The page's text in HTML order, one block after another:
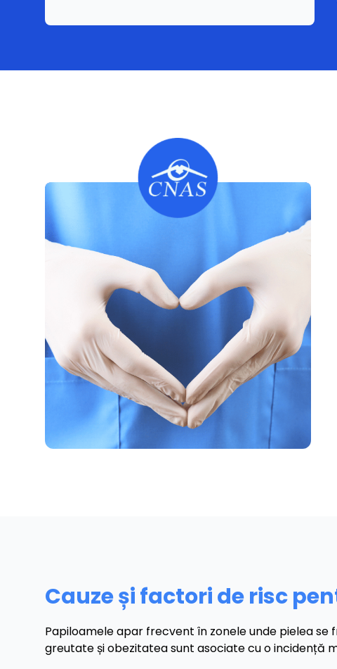
Cauze și factori de risc
Papiloamele apar frecvent în zonele unde pielea se
greutate și obezitatea sunt asociate cu o incidență